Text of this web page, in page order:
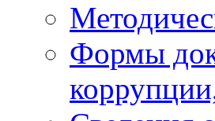
Формы